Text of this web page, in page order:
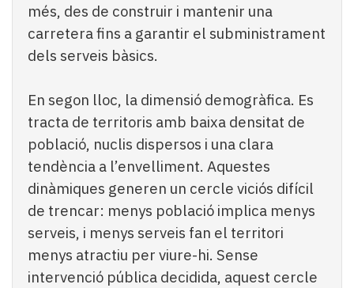
més, des de construir i mantenir una
carretera fins a garantir el subministrament
dels serveis bàsics.
En segon lloc, la dimensió demogràfica. Es
tracta de territoris amb baixa densitat de
població, nuclis dispersos i una clara
tendència a l’envelliment. Aquestes
dinàmiques generen un cercle viciós difícil
de trencar: menys població implica menys
serveis, i menys serveis fan el territori
menys atractiu per viure-hi. Sense
intervenció pública decidida, aquest cercle